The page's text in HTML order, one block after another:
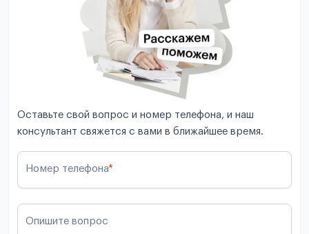
Оставьте свой вопрос и номер телефона, и наш
консультант свяжется с вами в ближайшее время.
Номер телефона*
Опишите вопрос